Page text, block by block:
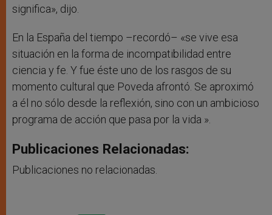
significa», dijo.
En la España del tiempo –recordó– «se vive esa
situación en la forma de incompatibilidad entre
ciencia y fe. Y fue éste uno de los rasgos de su
momento cultural que Poveda afrontó. Se aproximó
a él no sólo desde la reflexión, sino con un ambicioso
programa de acción que pasa por la vida ».
Publicaciones Relacionadas:
Publicaciones no relacionadas.